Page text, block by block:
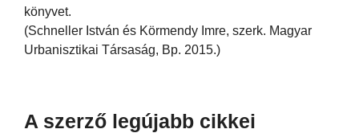
könyvet.
(Schneller István és Körmendy Imre, szerk. Magyar
Urbanisztikai Társaság, Bp. 2015.)
A szerző legújabb cikkei